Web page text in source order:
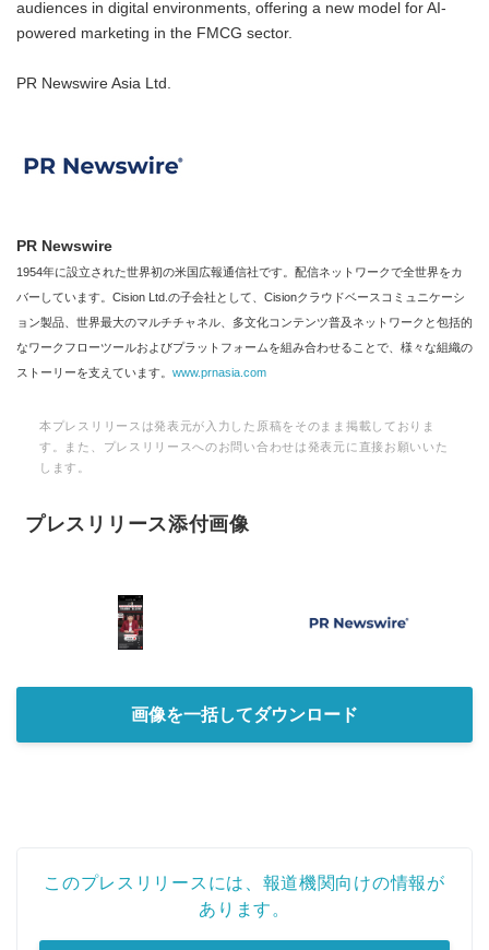
audiences in digital environments, offering a new model for AI-
powered marketing in the FMCG sector.
PR Newswire Asia Ltd.
PR Newswire
1954年に設立された世界初の米国広報通信社です。配信ネットワークで全世界をカ
バーしています。Cision Ltd.の子会社として、Cisionクラウドベースコミュニケーシ
ョン製品、世界最大のマルチチャネル、多文化コンテンツ普及ネットワークと包括的
なワークフローツールおよびプラットフォームを組み合わせることで、様々な組織の
ストーリーを支えています。 www.prnasia.com
本プレスリリースは発表元が入力した原稿をそのまま掲載しておりま
す。また、プレスリリースへのお問い合わせは発表元に直接お願いいた
します。
プレスリリース添付画像
画像を一括してダウンロード
このプレスリリースには、報道機関向けの情報が
あります。